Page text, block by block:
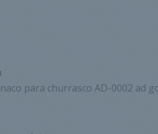
para churrasco AD-0002 ad